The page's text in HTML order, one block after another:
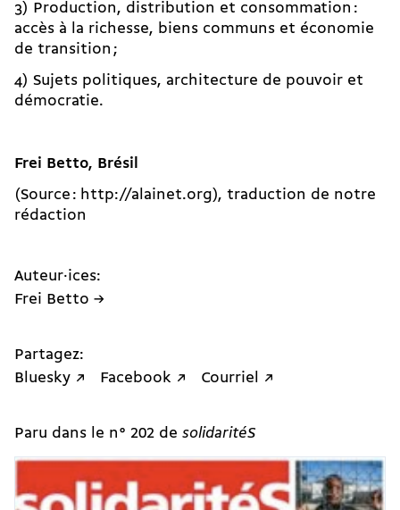
3) Production, distribution et consommation :
accès à la richesse, biens communs et économie
de transition ;
4) Sujets politiques, architecture de pouvoir et
démocratie.
Frei Betto, Brésil
(Source : http://alainet.org), traduction de notre
rédaction
Auteur·ices:
Frei Betto →
Partagez:
Bluesky ↗
Facebook ↗ Courriel ↗
Paru dans le n° 202 de solidaritéS